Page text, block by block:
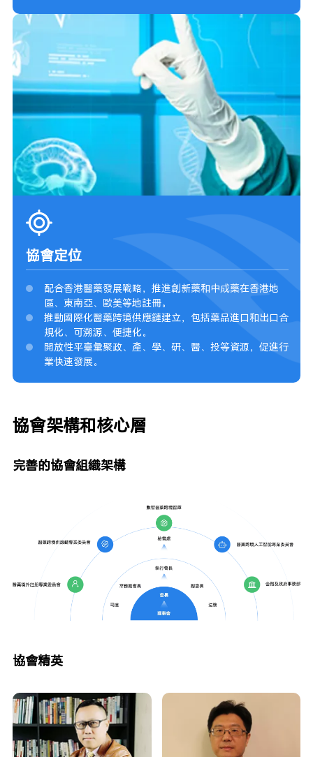
協會定位
配合香港醫藥發展戰略，推進創新藥和中成藥在香港地
區、東南亞、歐美等地註冊。
推動國際化醫藥跨境供應鏈建立，包括藥品進口和出口合
規化、可溯源、便捷化。
開放性平臺彙聚政、產、學、研、醫、投等資源，促進行
業快速發展。
協會架構和核心層
完善的協會組織架構
協會精英